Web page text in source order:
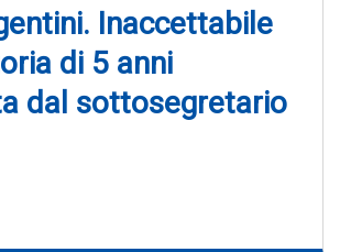
Inaccettabile
di 5 anni
dal sottosegretario